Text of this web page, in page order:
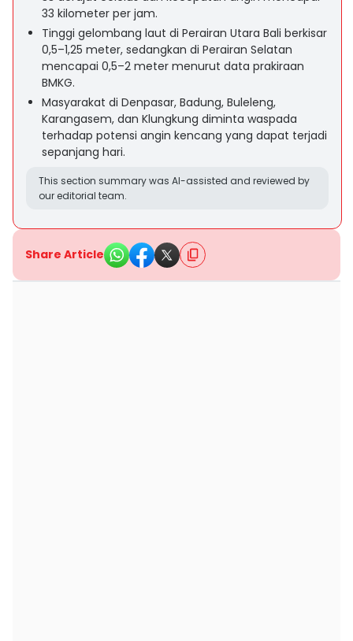
33 kilometer per jam.
Tinggi gelombang laut di Perairan Utara Bali berkisar
0,5–1,25 meter, sedangkan di Perairan Selatan
mencapai 0,5–2 meter menurut data prakiraan
BMKG.
Masyarakat di Denpasar, Badung, Buleleng,
Karangasem, dan Klungkung diminta waspada
terhadap potensi angin kencang yang dapat terjadi
sepanjang hari.
This section summary was AI-assisted and reviewed by
our editorial team.
Share Article